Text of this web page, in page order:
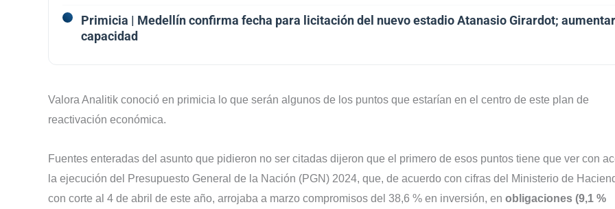
Primicia | Medellín confirma fecha para licitación del nuevo estadio Atanasio Girardot;
capacidad
Valora Analitik conoció en primicia lo que serán algunos de los puntos que estarían en el centro de este plan de
reactivación económica.
Fuentes enteradas del asunto que pidieron no ser citadas dijeron que el primero de esos puntos tiene que ver con
la ejecución del Presupuesto General de la Nación (PGN) 2024, que, de acuerdo con cifras del Ministerio de
con corte al 4 de abril de este año, arrojaba a marzo compromisos del 38,6 % en inversión, en obligaciones (9,1 %